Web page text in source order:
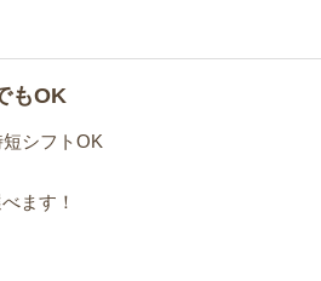
もOK
シフトOK
ます！